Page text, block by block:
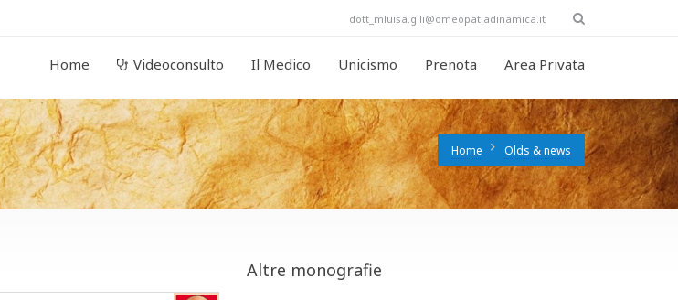
dott_mluisa.gili@omeopatiadinamica.it
Home Videoconsulto Il Medico Unicismo Prenota Area Privata
Home Olds & news
Altre monografie